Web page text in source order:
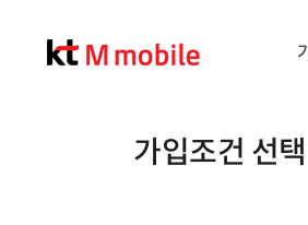
가입조건 선택